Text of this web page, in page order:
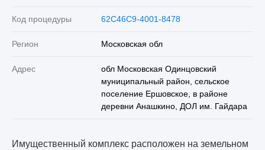
Код процедуры 62C46C9-4001-8478
Регион Московская обл
Адрес
обл Московская Одинцовский
муниципальный район, сельское
поселение Ершовское, в районе
деревни Анашкино, ДОЛ им. Гайдара
Имущественный комплекс расположен на земельном